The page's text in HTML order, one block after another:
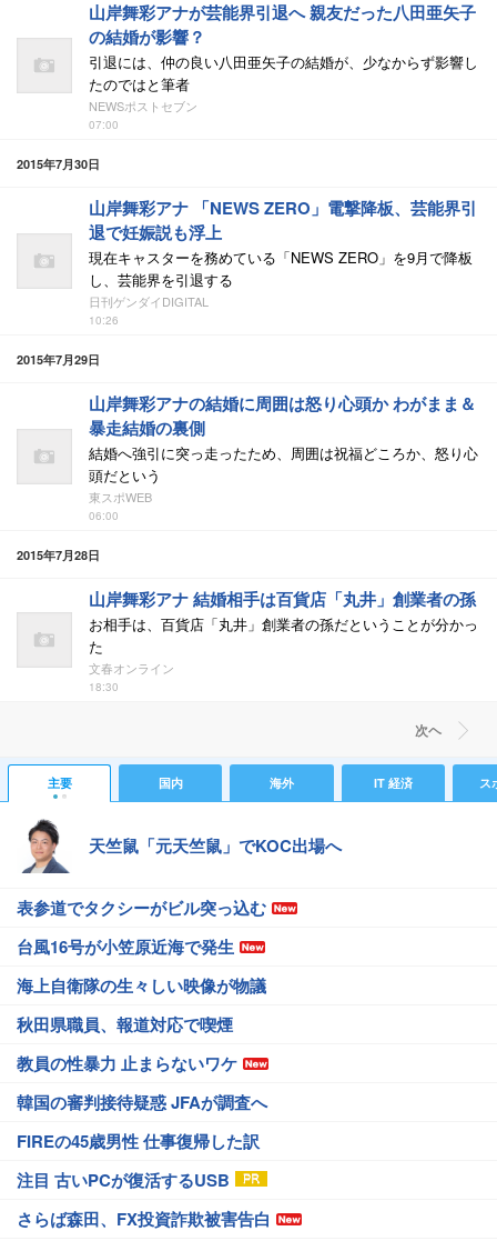
山岸舞彩アナが芸能界引退へ 親友だった八田亜矢子
の結婚が影響？
引退には、仲の良い八田亜矢子の結婚が、少なからず影響し
たのではと筆者
NEWSポストセブン
07:00
2015年7月30日
山岸舞彩アナ 「NEWS ZERO」電撃降板、芸能界引
退で妊娠説も浮上
現在キャスターを務めている「NEWS ZERO」を9月で降板
し、芸能界を引退する
日刊ゲンダイDIGITAL
10:26
2015年7月29日
山岸舞彩アナの結婚に周囲は怒り心頭か わがまま＆
暴走結婚の裏側
結婚へ強引に突っ走ったため、周囲は祝福どころか、怒り心
頭だという
東スポWEB
06:00
2015年7月28日
山岸舞彩アナ 結婚相手は百貨店「丸井」創業者の孫
お相手は、百貨店「丸井」創業者の孫だということが分かっ
た
文春オンライン
18:30
次ヘ
主要 国内 海外 IT 経済 ス
天竺鼠「元天竺鼠」でKOC出場へ
表参道でタクシーがビル突っ込む
台風16号が小笠原近海で発生
海上自衛隊の生々しい映像が物議
秋田県職員、報道対応で喫煙
教員の性暴力 止まらないワケ
韓国の審判接待疑惑 JFAが調査へ
FIREの45歳男性 仕事復帰した訳
注目 古いPCが復活するUSB
さらば森田、FX投資詐欺被害告白